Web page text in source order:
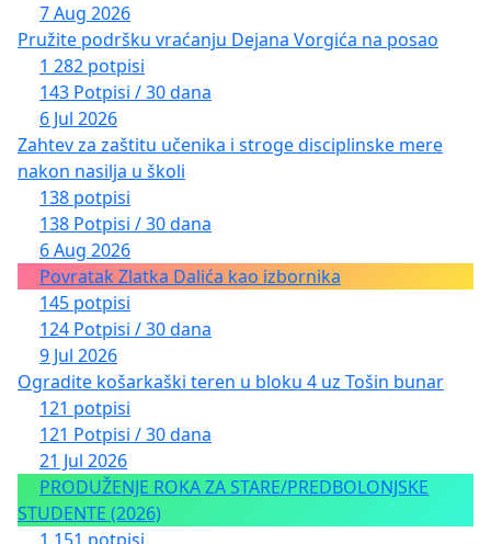
7 Aug 2026
Pružite podršku vraćanju Dejana Vorgića na posao
1 282 potpisi
143 Potpisi / 30 dana
6 Jul 2026
Zahtev za zaštitu učenika i stroge disciplinske mere
nakon nasilja u školi
138 potpisi
138 Potpisi / 30 dana
6 Aug 2026
Povratak Zlatka Dalića kao izbornika
145 potpisi
124 Potpisi / 30 dana
9 Jul 2026
Ogradite košarkaški teren u bloku 4 uz Tošin bunar
121 potpisi
121 Potpisi / 30 dana
21 Jul 2026
PRODUŽENJE ROKA ZA STARE/PREDBOLONJSKE
STUDENTE (2026)